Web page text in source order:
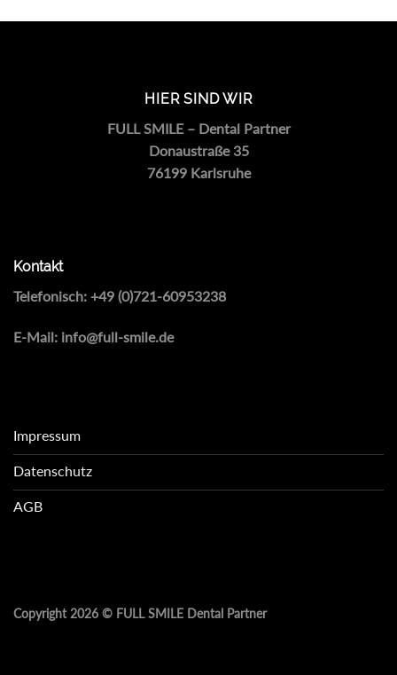
HIER SIND WIR
FULL SMILE – Dental Partner
Donaustraße 35
76199 Karlsruhe
Kontakt
Telefonisch: +49 (0)721-60953238
E-Mail: info@full-smile.de
Impressum
Datenschutz
AGB
Copyright 2026 © FULL SMILE Dental Partner